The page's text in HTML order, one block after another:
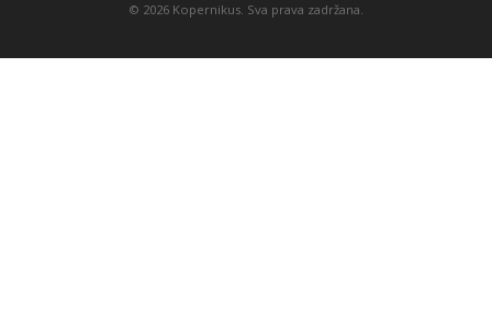
© 2026 Kopernikus. Sva prava zadržana.